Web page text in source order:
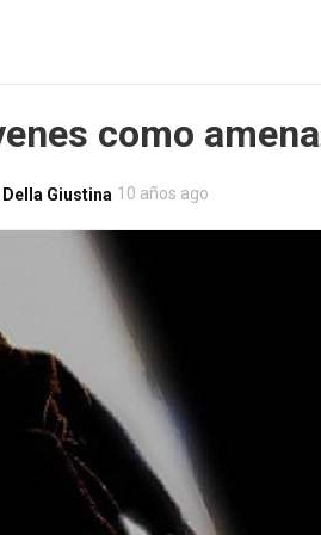
como
Giustina 10 años ago